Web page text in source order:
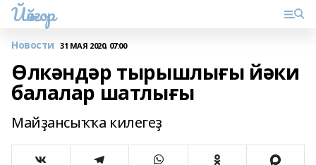
Йәйғор
Новости 31 МАЯ 2020, 07:00
Өлкәндәр тырышлығы йәки
балалар шатлығы
Майҙансыҡҡа килегеҙ